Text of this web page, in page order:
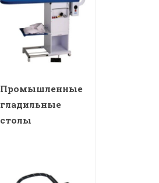
Промышленные
гладильные
столы